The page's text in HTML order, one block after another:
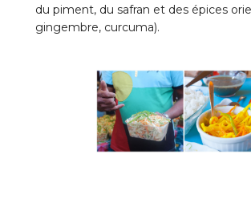
du piment, du safran et des épices
gingembre, curcuma).